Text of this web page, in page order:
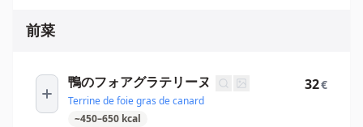
前菜
鴨のフォアグラテリーヌ
Terrine de foie gras de canard
~450–650 kcal
32€